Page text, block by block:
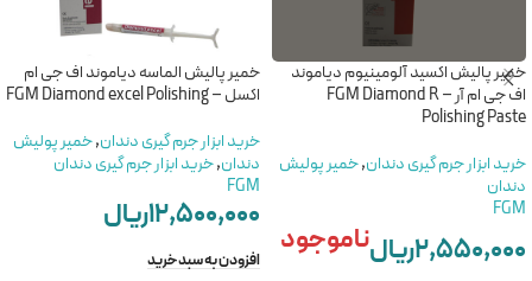
خمیر پالیش اکسید آلومینیوم دیاموند
اف جی ام آر – FGM Diamond R
Polishing Paste
خرید ابزار جرم گیری دندان,خمیر پولیش
دندان
FGM
۲,۵۵۰,۰۰۰ریالناموجود
خمیر پالیش الماسه دیاموند اف جی ام
اکسل – FGM Diamond excel Polishing
خرید ابزار جرم گیری دندان,خمیر پولیش
دندان,خرید ابزار جرم گیری دندان
FGM
۱۲,۵۰۰,۰۰۰ریال
افزودن به سبد خرید